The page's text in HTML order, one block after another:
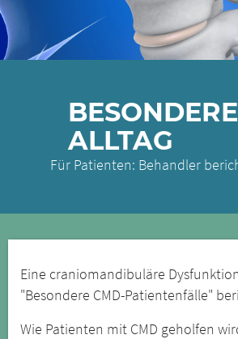
ALLTAG
Für Patienten: Behandler
Eine craniomandibuläre
"Besondere CMD-Patientenfälle"
Wie Patienten mit CMD geholfen